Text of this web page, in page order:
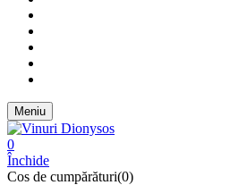
Meniu
0
Închide
Cos de cumpărături(0)